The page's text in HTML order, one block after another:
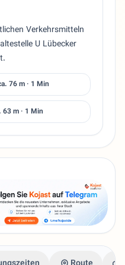
Verkehrsmitteln
U Lübecker
76 m · 1 Min
63 m · 1 Min